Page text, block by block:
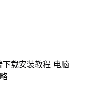
载安装教程 电脑